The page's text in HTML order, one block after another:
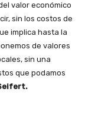
valor económico
sin los costos de
implica hasta la
de valores
sin una
que podamos